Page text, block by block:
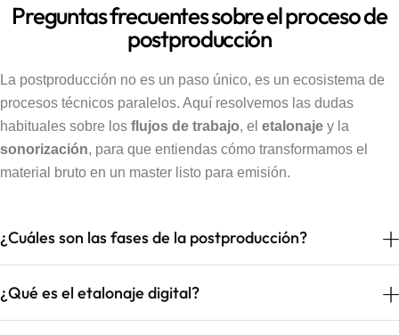
Preguntas frecuentes sobre el proceso de
postproducción
La postproducción no es un paso único, es un ecosistema de
procesos técnicos paralelos. Aquí resolvemos las dudas
habituales sobre los flujos de trabajo, el etalonaje y la
sonorización, para que entiendas cómo transformamos el
material bruto en un master listo para emisión.
¿Cuáles son las fases de la postproducción?
¿Qué es el etalonaje digital?